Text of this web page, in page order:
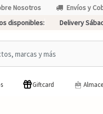
Nosotros Envíos y
disponibles:
Delivery
Giftcard